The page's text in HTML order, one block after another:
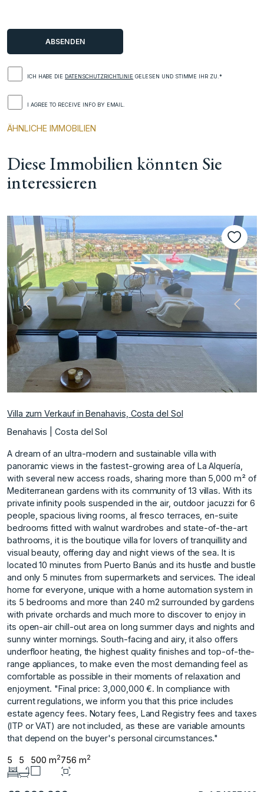
ICH HABE DIE DATENSCHUTZRICHTLINIE GELESEN UND STIMME IHR ZU.*
I AGREE TO RECEIVE INFO BY EMAIL.
ÄHNLICHE IMMOBILIEN
Diese Immobilien könnten Sie
interessieren
Vorherige
Villa zum Verkauf in Benahavis, Costa del Sol
Benahavis | Costa del Sol
A dream of an ultra-modern and sustainable villa with
panoramic views in the fastest-growing area of La Alquería,
with several new access roads, sharing more than 5,000 m² of
Mediterranean gardens with its community of 13 villas. With its
private infinity pools suspended in the air, outdoor jacuzzi for 6
people, spacious living rooms, al fresco terraces, en-suite
bedrooms fitted with walnut wardrobes and state-of-the-art
bathrooms, it is the boutique villa for lovers of tranquillity and
visual beauty, offering day and night views of the sea. It is
located 10 minutes from Puerto Banús and its hustle and bustle
and only 5 minutes from supermarkets and services. The ideal
home for everyone, unique with a home automation system in
its 5 bedrooms and more than 240 m2 surrounded by gardens
with private orchards and much more to discover to enjoy in
its open-air chill-out area on long summer days and nights and
sunny winter mornings. South-facing and airy, it also offers
underfloor heating, the highest quality finishes and top-of-the-
range appliances, to make even the most demanding feel as
comfortable as possible in their moments of relaxation and
enjoyment. "Final price: 3,000,000 €. In compliance with
current regulations, we inform you that this price ‌includes
‌estate ‌agency ‌fees. ‌Notary fees, Land ‌Registry ‌fees and taxes
‌(ITP ‌or ‌VAT) ‌are ‌not ‌included, as ‌these are ‌variable amounts
that ‌depend ‌on ‌the ‌buyer's ‌personal ‌circumstances."
5 5 500 m2756 m2